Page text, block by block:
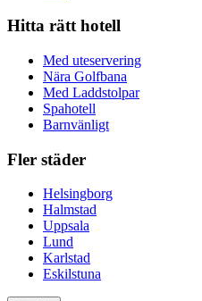
Hitta rätt hotell
Med uteservering
Nära Golfbana
Med Laddstolpar
Spahotell
Barnvänligt
Fler städer
Helsingborg
Halmstad
Uppsala
Lund
Karlstad
Eskilstuna